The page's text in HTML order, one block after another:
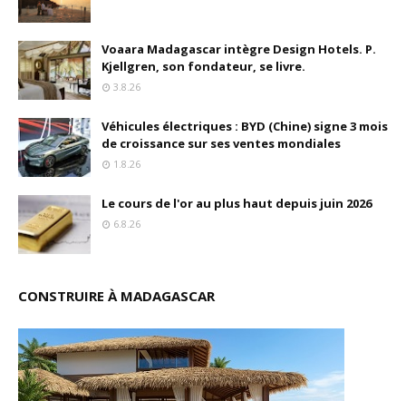
Voaara Madagascar intègre Design Hotels. P.
Kjellgren, son fondateur, se livre.
3.8.26
Véhicules électriques : BYD (Chine) signe 3 mois
de croissance sur ses ventes mondiales
1.8.26
Le cours de l'or au plus haut depuis juin 2026
6.8.26
CONSTRUIRE À MADAGASCAR